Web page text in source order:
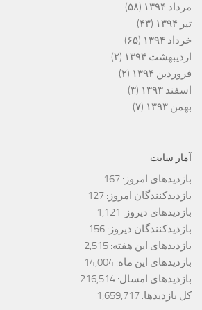
مرداد ۱۳۹۴
(۵۸)
تیر ۱۳۹۴
(۴۳)
خرداد ۱۳۹۴
(۶۵)
اردیبهشت ۱۳۹۴
(۲)
فروردین ۱۳۹۴
(۲)
اسفند ۱۳۹۳
(۳)
بهمن ۱۳۹۳
(۷)
آمار سایت
بازدیدهای امروز: 167
بازدیدکنندگان امروز: 127
بازدیدهای دیروز: 1,121
بازدیدکنندگان دیروز: 156
بازدیدهای این هفته: 2,515
بازدیدهای این ماه: 14,004
بازدیدهای امسال: 216,514
کل بازدیدها: 1,659,717